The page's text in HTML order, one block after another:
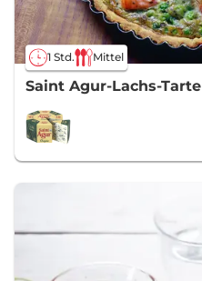
1 Std. Mittel
Saint Agur-Lachs-Tarte